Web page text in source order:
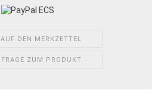
AUF DEN MERKZETTEL
FRAGE ZUM PRODUKT